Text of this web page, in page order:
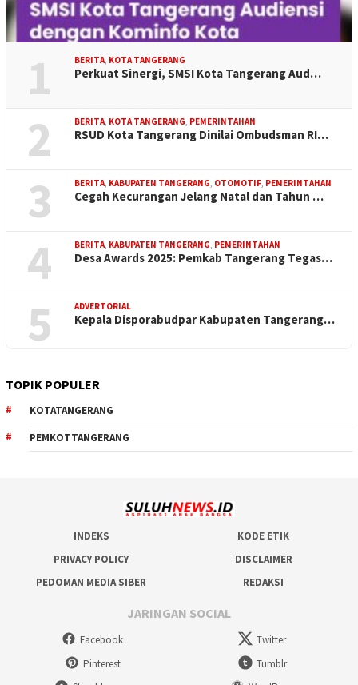
1 BERITA, KOTA TANGERANG
Perkuat Sinergi, SMSI Kota Tangerang Aud…
2 BERITA, KOTA TANGERANG, PEMERINTAHAN
RSUD Kota Tangerang Dinilai Ombudsman RI…
3 BERITA, KABUPATEN TANGERANG, OTOMOTIF, PEMERINTAHAN
Cegah Kecurangan Jelang Natal dan Tahun …
4 BERITA, KABUPATEN TANGERANG, PEMERINTAHAN
Desa Awards 2025: Pemkab Tangerang Tegas…
5 ADVERTORIAL
Kepala Disporabudpar Kabupaten Tangerang…
TOPIK POPULER
KOTATANGERANG
PEMKOTTANGERANG
INDEKS
KODE ETIK
PRIVACY POLICY
DISCLAIMER
PEDOMAN MEDIA SIBER
REDAKSI
JARINGAN SOCIAL
Facebook
Twitter
Pinterest
Tumblr